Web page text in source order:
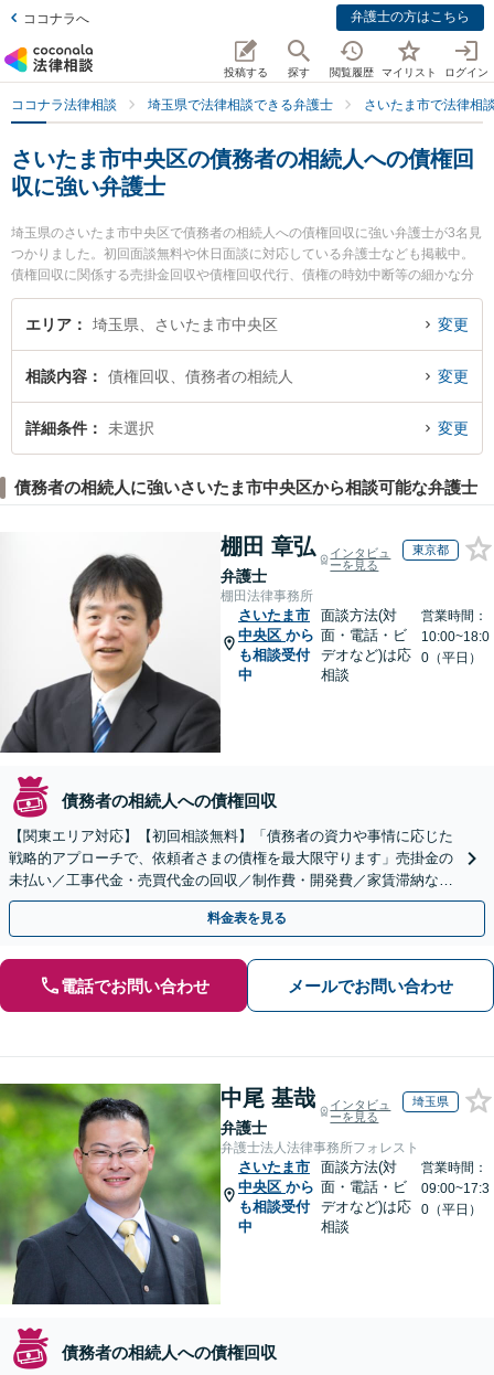
ココナラへ 弁護士の方はこちら
投稿する 探す 閲覧履歴 マイリスト ログイン
ココナラ法律相談 埼玉県で法律相談できる弁護士 さいたま市で法律相
さいたま市中央区の債務者の相続人への債権回
収に強い弁護士
埼玉県のさいたま市中央区で債務者の相続人への債権回収に強い弁護士が3名見
つかりました。初回面談無料や休日面談に対応している弁護士なども掲載中。
債権回収に関係する売掛金回収や債権回収代行、債権の時効中断等の細かな分
野での絞り込み検索もでき便利です。特にSINTO法律事務所の鈴木 秀二弁護士
やさいたま新都心法律事務所の眞砂 一也弁護士、安里総合法律事務所の安里 国
ラブルを今すぐに弁護士に相談したい』『債務者の相続人への債権回収のトラ
ブル解決の実績豊富な近くの弁護士を検索したい』『初回相談無料で債務者の
相続人への債権回収を法律相談できるさいたま市中央区内の弁護士に相談予約
エリア 埼玉県、さいたま市中央区 変更
相談内容 債権回収、債務者の相続人 変更
詳細条件 未選択 変更
債務者の相続人に強いさいたま市中央区から相談可能な弁護士
棚田 章弘
弁護士
インタビュ
ーを見る
東京都
棚田法律事務所
さいたま市
中央区 から
も相談受付
中
面談方法(対
面・電話・ビ
デオなど)は応
相談
営業時間：
10:00~18:0
0（平日）
債務者の相続人への債権回収
【関東エリア対応】【初回相談無料】「債務者の資力や事情に応じた
戦略的アプローチで、依頼者さまの債権を最大限守ります」売掛金の
未払い／工事代金・売買代金の回収／制作費・開発費／家賃滞納な
ど、事業活動で発生するあらゆる債権回収に実績あり
料金表を見る
電話でお問い合わせ メールでお問い合わせ
中尾 基哉
弁護士
インタビュ
ーを見る
埼玉県
弁護士法人法律事務所フォレスト
さいたま市
中央区 から
も相談受付
中
面談方法(対
面・電話・ビ
デオなど)は応
相談
営業時間：
09:00~17:3
0（平日）
債務者の相続人への債権回収